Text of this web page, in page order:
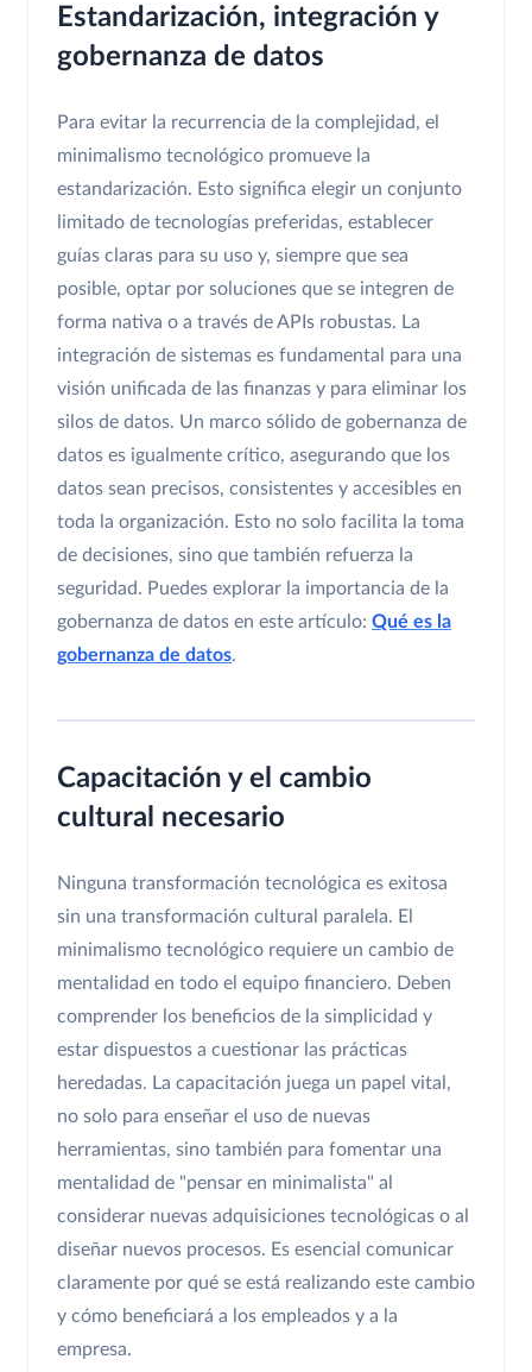
Estandarización, integración y
gobernanza de datos
Para evitar la recurrencia de la complejidad, el
minimalismo tecnológico promueve la
estandarización. Esto significa elegir un conjunto
limitado de tecnologías preferidas, establecer
guías claras para su uso y, siempre que sea
posible, optar por soluciones que se integren de
forma nativa o a través de APIs robustas. La
integración de sistemas es fundamental para una
visión unificada de las finanzas y para eliminar los
silos de datos. Un marco sólido de gobernanza de
datos es igualmente crítico, asegurando que los
datos sean precisos, consistentes y accesibles en
toda la organización. Esto no solo facilita la toma
de decisiones, sino que también refuerza la
seguridad. Puedes explorar la importancia de la
gobernanza de datos en este artículo: Qué es la
gobernanza de datos.
Capacitación y el cambio
cultural necesario
Ninguna transformación tecnológica es exitosa
sin una transformación cultural paralela. El
minimalismo tecnológico requiere un cambio de
mentalidad en todo el equipo financiero. Deben
comprender los beneficios de la simplicidad y
estar dispuestos a cuestionar las prácticas
heredadas. La capacitación juega un papel vital,
no solo para enseñar el uso de nuevas
herramientas, sino también para fomentar una
mentalidad de "pensar en minimalista" al
considerar nuevas adquisiciones tecnológicas o al
diseñar nuevos procesos. Es esencial comunicar
claramente por qué se está realizando este cambio
y cómo beneficiará a los empleados y a la
empresa.